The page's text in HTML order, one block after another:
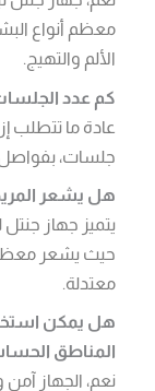
معظم أنواع
الألم والتهيج.
كم عدد
جلسات، بفواصل 4-6 أسابيع بين كل
هل يشعر
يتميز جهاز جنتل
حيث يشعر
معتدلة.
هل يمكن
المناطق
نعم، الجهاز